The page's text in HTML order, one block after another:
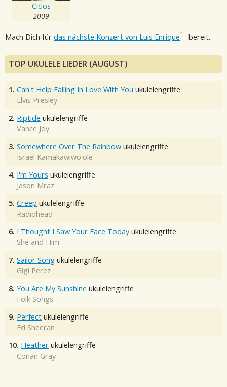
Ciclos
2009
Mach Dich für das nächste Konzert von Luis Enrique bereit.
TOP UKULELE LIEDER (AUGUST)
1. Can't Help Falling In Love With You ukulelengriffe
Elvis Presley
2. Riptide ukulelengriffe
Vance Joy
3. Somewhere Over The Rainbow ukulelengriffe
Israel Kamakawiwo'ole
4. I'm Yours ukulelengriffe
Jason Mraz
5. Creep ukulelengriffe
Radiohead
6. I Thought I Saw Your Face Today ukulelengriffe
She and Him
7. Sailor Song ukulelengriffe
Gigi Perez
8. You Are My Sunshine ukulelengriffe
Folk Songs
9. Perfect ukulelengriffe
Ed Sheeran
10. Heather ukulelengriffe
Conan Gray